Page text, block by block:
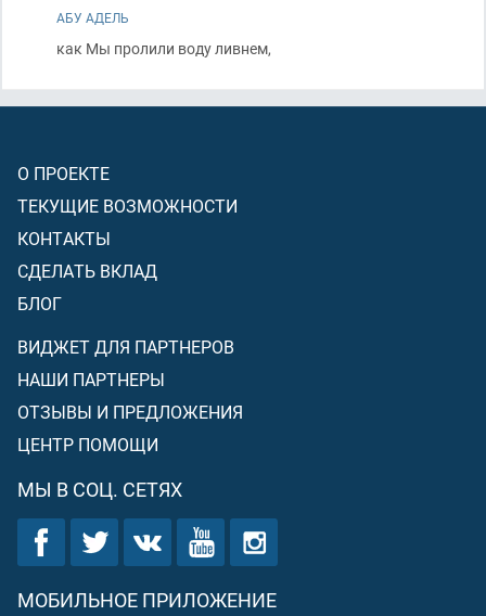
АБУ АДЕЛЬ
как Мы пролили воду ливнем,
О ПРОЕКТЕ
ТЕКУЩИЕ ВОЗМОЖНОСТИ
КОНТАКТЫ
СДЕЛАТЬ ВКЛАД
БЛОГ
ВИДЖЕТ ДЛЯ ПАРТНЕРОВ
НАШИ ПАРТНЕРЫ
ОТЗЫВЫ И ПРЕДЛОЖЕНИЯ
ЦЕНТР ПОМОЩИ
МЫ В СОЦ. СЕТЯХ
МОБИЛЬНОЕ ПРИЛОЖЕНИЕ